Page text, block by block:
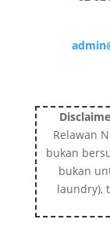
Relawan
bukan
bukan
laundry),